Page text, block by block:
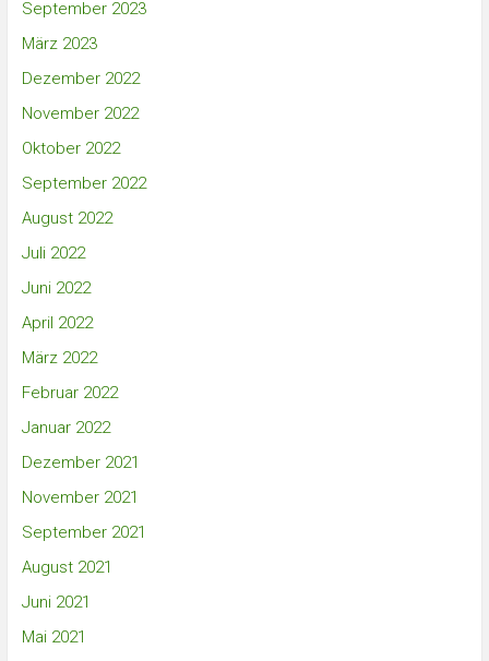
September 2023
März 2023
Dezember 2022
November 2022
Oktober 2022
September 2022
August 2022
Juli 2022
Juni 2022
April 2022
März 2022
Februar 2022
Januar 2022
Dezember 2021
November 2021
September 2021
August 2021
Juni 2021
Mai 2021